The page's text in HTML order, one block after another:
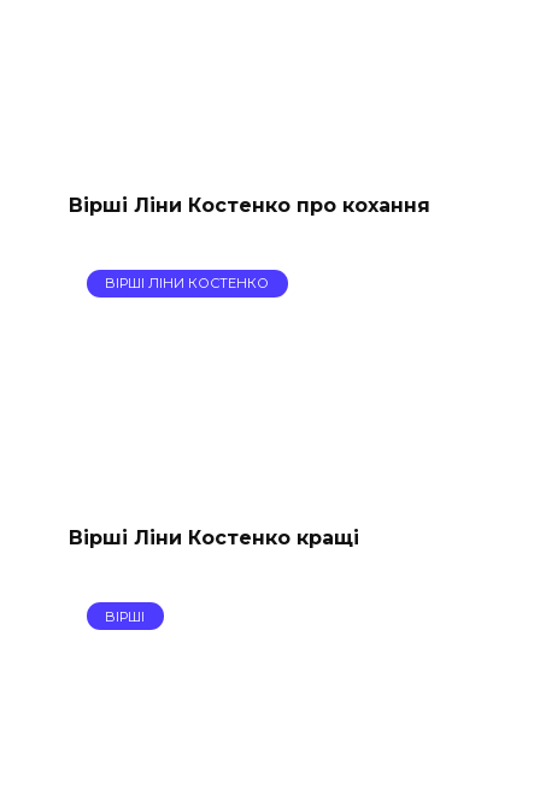
Вірші Ліни Костенко про кохання
ВІРШІ ЛІНИ КОСТЕНКО
Вірші Ліни Костенко кращі
ВІРШІ